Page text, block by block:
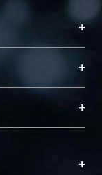
+
珍藏及向國際
，圖書館整合
同功能平
期能整合研
+
+
+